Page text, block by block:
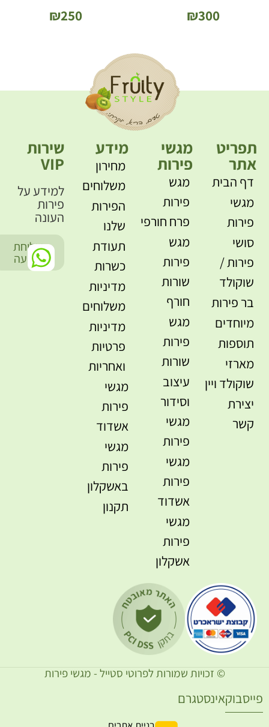
₪300
₪250
תפריט
אתר
דף הבית
מגשי
פירות
סושי
פירות /
שוקולד
בר פירות
מיוחדים
תוספות
מארזי
שוקולד ויין
יצירת
קשר
מגשי
פירות
מגש
פירות
פרח חורפי
מגש
פירות
שורות
חורף
מגש
פירות
שורות
עיצוב
וסידור
מגשי
פירות
מגשי
פירות
אשדוד
מגשי
פירות
אשקלון
מידע
מחירון
משלוחים
הפירות
שלנו
תעודת
כשרות
מדיניות
משלוחים
מדיניות
פרטיות
ואחריות
מגשי
פירות
אשדוד
מגשי
פירות
באשקלון
תקנון
שירות
VIP
למידע על
פירות
העונה
שליחת
הודעה
© זכויות שמורות לפרוטי סטייל - מגשי פירות
אינסטגרם